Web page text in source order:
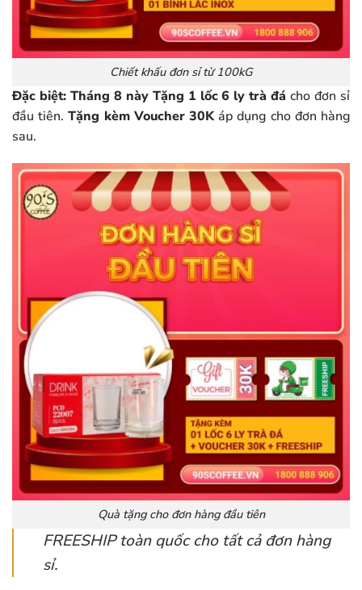
Chiết khấu đơn sỉ từ 100kG
Đặc biệt: Tháng 8 này Tặng 1 lốc 6 ly trà đá cho đơn sỉ
đầu tiên.Tặng kèm Voucher 30Káp dụng cho đơn hàng
sau.
Quà tặng cho đơn hàng đầu tiên
FREESHIP toàn quốc cho tất cả đơn hàng
sỉ.